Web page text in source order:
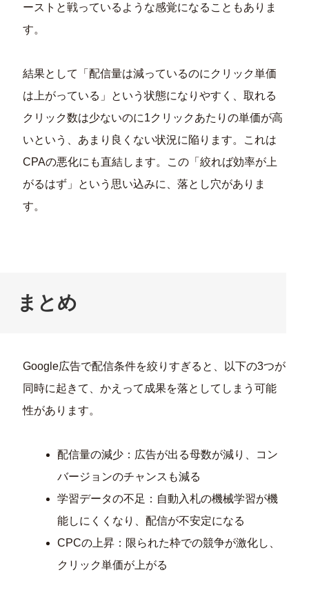
ーストと戦っているような感覚になることもありま
す。
結果として「配信量は減っているのにクリック単価
は上がっている」という状態になりやすく、取れる
クリック数は少ないのに1クリックあたりの単価が高
いという、あまり良くない状況に陥ります。これは
CPAの悪化にも直結します。この「絞れば効率が上
がるはず」という思い込みに、落とし穴がありま
す。
まとめ
Google広告で配信条件を絞りすぎると、以下の3つが
同時に起きて、かえって成果を落としてしまう可能
性があります。
配信量の減少：広告が出る母数が減り、コン
バージョンのチャンスも減る
学習データの不足：自動入札の機械学習が機
能しにくくなり、配信が不安定になる
CPCの上昇：限られた枠での競争が激化し、
クリック単価が上がる